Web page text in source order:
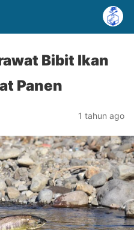
Bibit Ikan
Panen
1 tahun ago